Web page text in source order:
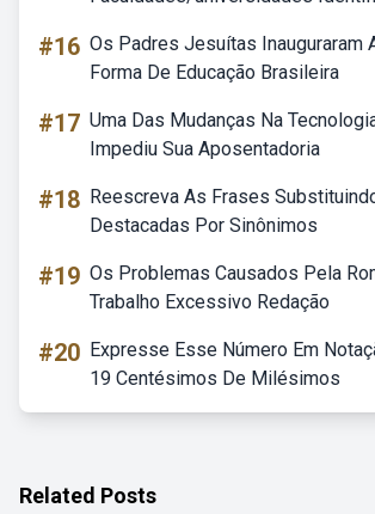
#16 Os Padres Jesuítas Inauguraram
Forma De Educação Brasileira
#17 Uma Das Mudanças Na
Impediu Sua Aposentadoria
#18 Reescreva As Frases
Destacadas Por Sinônimos
#19 Os Problemas Causados Pela
Trabalho Excessivo Redação
#20 Expresse Esse Número Em
19 Centésimos De Milésimos
Related Posts